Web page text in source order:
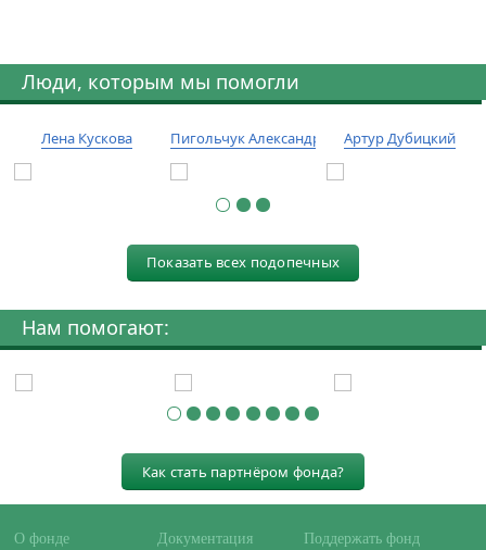
Люди, которым мы помогли
Лена Кускова Пигольчук Александр Артур Дубицкий
Показать всех подопечных
Нам помогают:
Как стать партнёром фонда?
О фонде Документация Поддержать фонд